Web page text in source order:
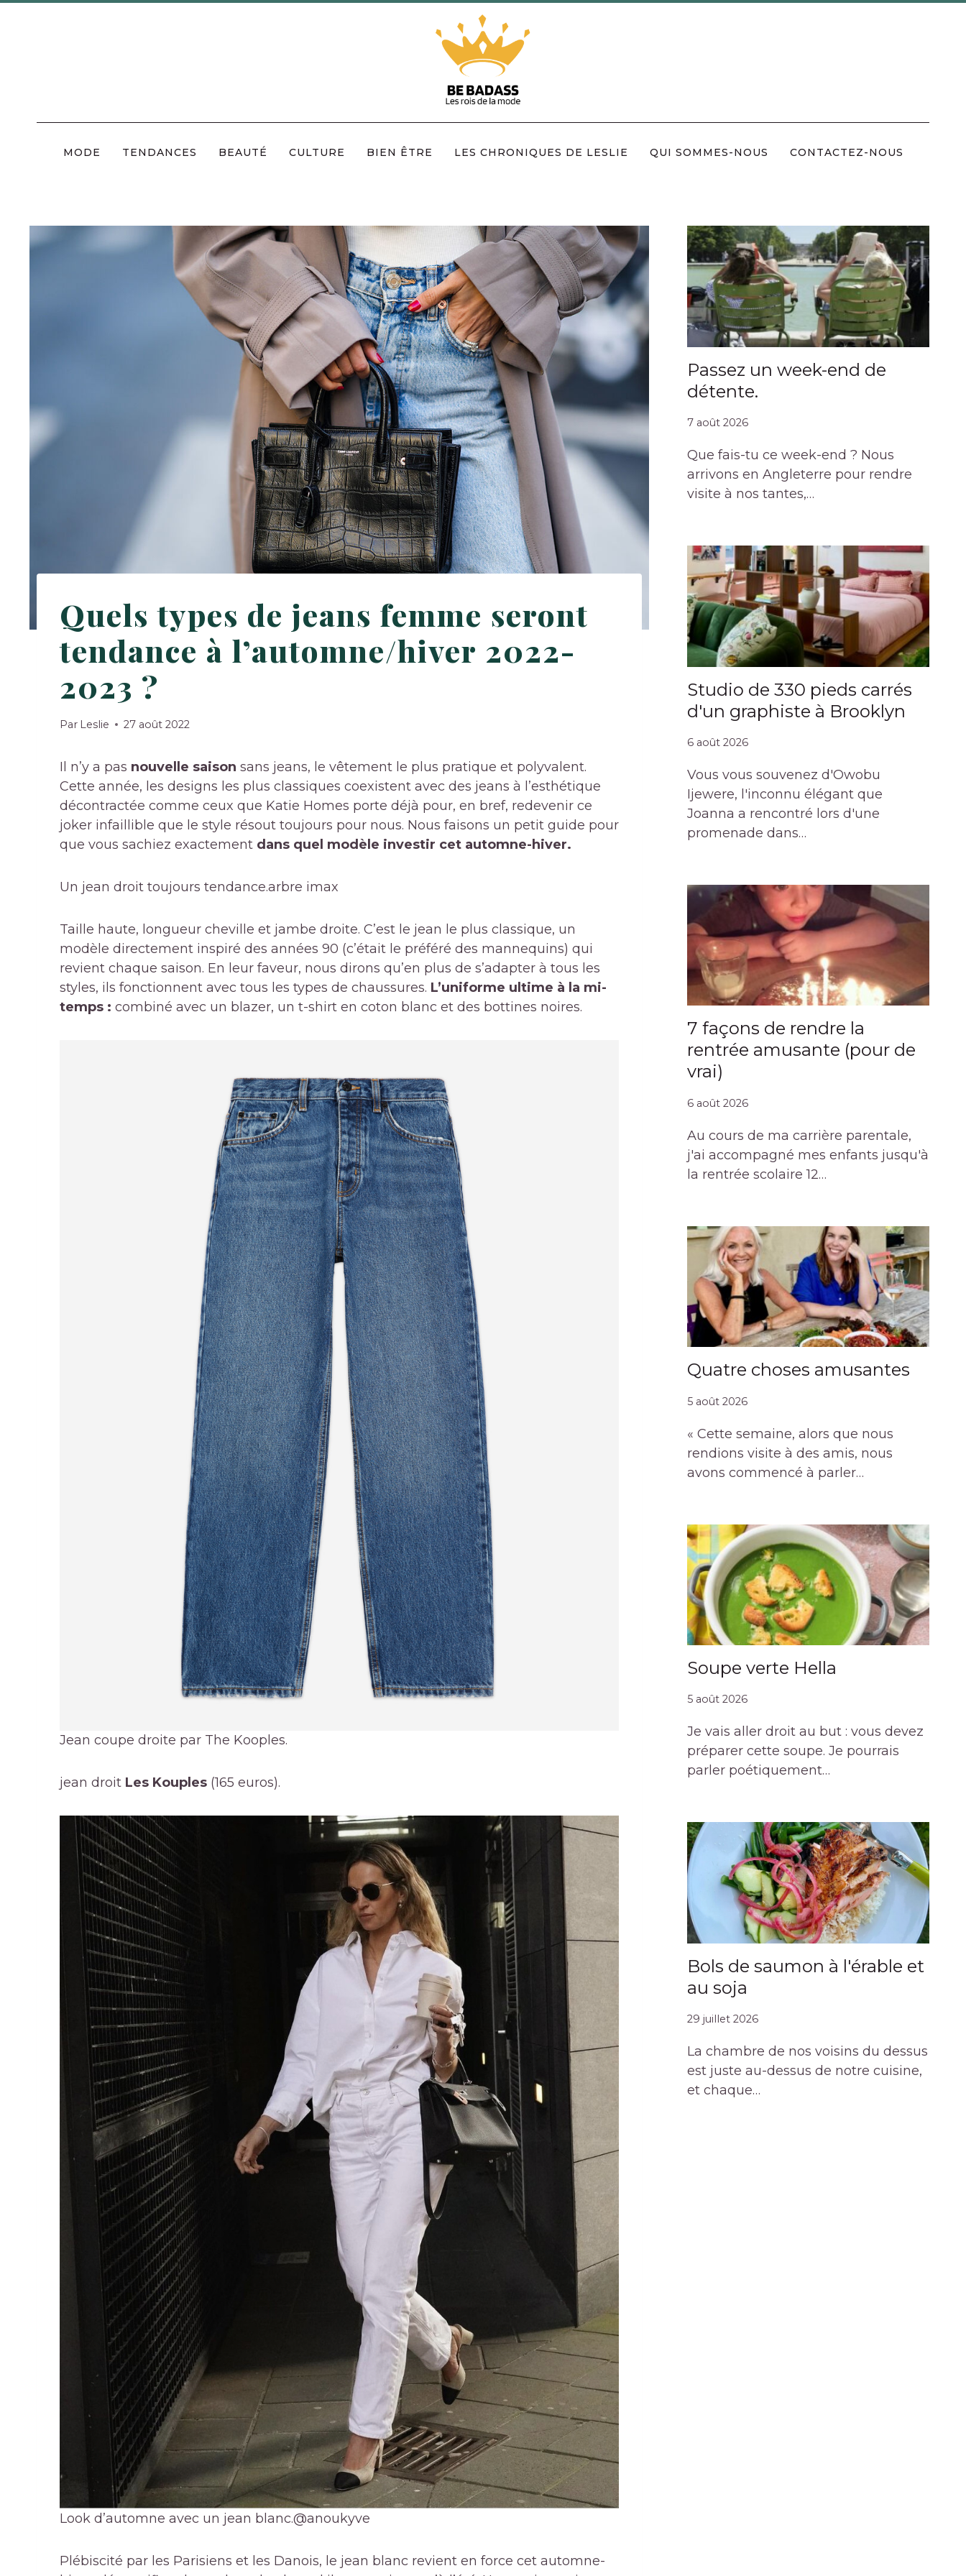
MODE TENDANCES BEAUTÉ CULTURE BIEN ÊTRE LES CHRONIQUES DE LESLIE QUI SOMMES-NOUS CONTACTEZ-NOUS
Quels types de jeans femme seront
tendance à l’automne/hiver 2022-
2023 ?
Par Leslie 27 août 2022
Il n’y a pas nouvelle saison sans jeans, le vêtement le plus pratique et polyvalent.
Cette année, les designs les plus classiques coexistent avec des jeans à l’esthétique
décontractée comme ceux que Katie Homes porte déjà pour, en bref, redevenir ce
joker infaillible que le style résout toujours pour nous. Nous faisons un petit guide pour
que vous sachiez exactement dans quel modèle investir cet automne-hiver.
Un jean droit toujours tendance.arbre imax
Taille haute, longueur cheville et jambe droite. C’est le jean le plus classique, un
modèle directement inspiré des années 90 (c’était le préféré des mannequins) qui
revient chaque saison. En leur faveur, nous dirons qu’en plus de s’adapter à tous les
styles, ils fonctionnent avec tous les types de chaussures. L’uniforme ultime à la mi-
temps : combiné avec un blazer, un t-shirt en coton blanc et des bottines noires.
Jean coupe droite par The Kooples.
jean droit Les Kouples (165 euros).
Look d’automne avec un jean blanc.@anoukyve
Plébiscité par les Parisiens et les Danois, le jean blanc revient en force cet automne-
Passez un week-end de
détente.
7 août 2026
Que fais-tu ce week-end ? Nous
arrivons en Angleterre pour rendre
visite à nos tantes,…
Studio de 330 pieds carrés
d'un graphiste à Brooklyn
6 août 2026
Vous vous souvenez d'Owobu
Ijewere, l'inconnu élégant que
Joanna a rencontré lors d'une
promenade dans…
7 façons de rendre la
rentrée amusante (pour de
vrai)
6 août 2026
Au cours de ma carrière parentale,
j'ai accompagné mes enfants jusqu'à
la rentrée scolaire 12…
Quatre choses amusantes
5 août 2026
« Cette semaine, alors que nous
rendions visite à des amis, nous
avons commencé à parler…
Soupe verte Hella
5 août 2026
Je vais aller droit au but : vous devez
préparer cette soupe. Je pourrais
parler poétiquement…
Bols de saumon à l'érable et
au soja
29 juillet 2026
La chambre de nos voisins du dessus
est juste au-dessus de notre cuisine,
et chaque…